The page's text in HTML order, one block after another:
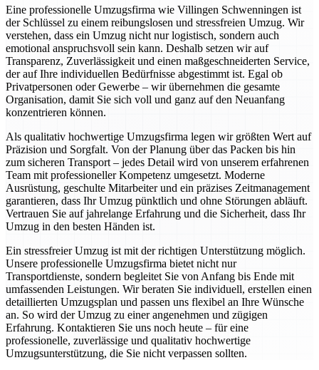
Eine professionelle Umzugsfirma wie Villingen Schwenningen ist
der Schlüssel zu einem reibungslosen und stressfreien Umzug. Wir
verstehen, dass ein Umzug nicht nur logistisch, sondern auch
emotional anspruchsvoll sein kann. Deshalb setzen wir auf
Transparenz, Zuverlässigkeit und einen maßgeschneiderten Service,
der auf Ihre individuellen Bedürfnisse abgestimmt ist. Egal ob
Privatpersonen oder Gewerbe – wir übernehmen die gesamte
Organisation, damit Sie sich voll und ganz auf den Neuanfang
konzentrieren können.
Als qualitativ hochwertige Umzugsfirma legen wir größten Wert auf
Präzision und Sorgfalt. Von der Planung über das Packen bis hin
zum sicheren Transport – jedes Detail wird von unserem erfahrenen
Team mit professioneller Kompetenz umgesetzt. Moderne
Ausrüstung, geschulte Mitarbeiter und ein präzises Zeitmanagement
garantieren, dass Ihr Umzug pünktlich und ohne Störungen abläuft.
Vertrauen Sie auf jahrelange Erfahrung und die Sicherheit, dass Ihr
Umzug in den besten Händen ist.
Ein stressfreier Umzug ist mit der richtigen Unterstützung möglich.
Unsere professionelle Umzugsfirma bietet nicht nur
Transportdienste, sondern begleitet Sie von Anfang bis Ende mit
umfassenden Leistungen. Wir beraten Sie individuell, erstellen einen
detaillierten Umzugsplan und passen uns flexibel an Ihre Wünsche
an. So wird der Umzug zu einer angenehmen und zügigen
Erfahrung. Kontaktieren Sie uns noch heute – für eine
professionelle, zuverlässige und qualitativ hochwertige
Umzugsunterstützung, die Sie nicht verpassen sollten.